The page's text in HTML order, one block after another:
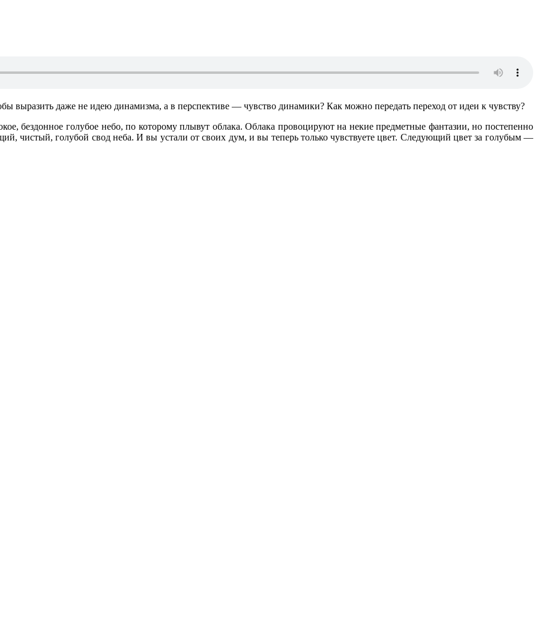
выразить даже не идею динамизма, а в перспективе — чувство динамики? Как можно передать переход от идеи к чувству?
бездонное голубое небо, по которому плывут облака. Облака провоцируют на некие предметные фантазии, но постепенно
чистый, голубой свод неба. И вы устали от своих дум, и вы теперь только чувствуете цвет. Следующий цвет за голубым —